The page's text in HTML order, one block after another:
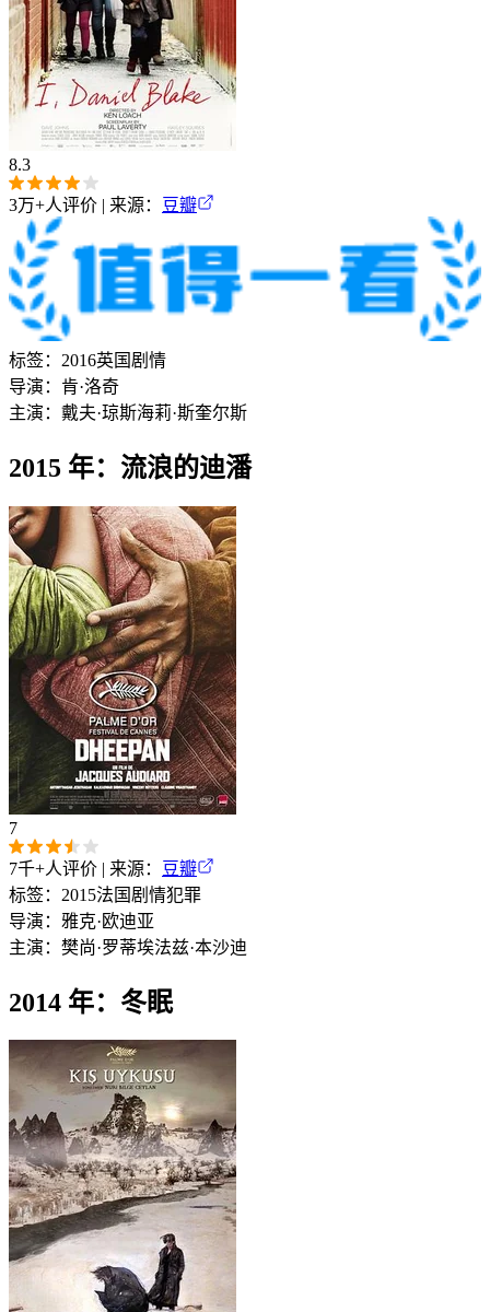
8.3
3万+人评价 | 来源： 豆瓣
标签： 2016英国 剧情
导演： 肯·洛奇
主演： 戴夫·琼斯海莉·斯奎尔斯
2015 年：流浪的迪潘
7
7千+人评价 | 来源：
豆瓣
标签： 2015法国 剧情犯罪
导演： 雅克·欧迪亚
主演： 樊尚·罗蒂埃法兹·本沙迪
2014 年：冬眠